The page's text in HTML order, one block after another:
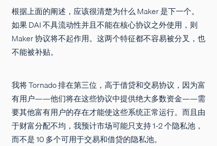
根据上面的阐述，应该很清楚为什么 Maker 是下一个。
如果 DAI 不具流动性并且不能在核心协议之外使用，则
Maker 协议将不起作用。这两个特征都不容易被分叉，也
不能被补贴。
我将 Tornado 排在第三位，高于借贷和交易协议，因为富
有用户——他们将在这些协议中提供绝大多数资金——需
要其他富有用户的存在才能使这些系统正常运行。而且由
于财富分配不均，我预计市场可能只支持 1-2 个隐私池，
而不是 10 多个可用于交易和借贷的隐私池。